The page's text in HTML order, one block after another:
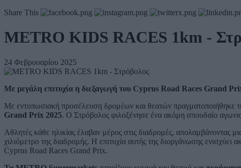
Share This
METRO KIDS RACES 1km -
24 Φεβρουαρίου 2025
Με μεγάλη επιτυχία η διεξαγωγή του Cyprus Road Races Grand
Με εντυπωσιακή προσέλευση δρομέων και θεατών πραγματοποιήθηκε
Grand Prix 2025. Ο Στρόβολος φιλοξένησε ένα ακόμη σπουδαίο
Αθλητές κάθε ηλικίας έλαβαν μέρος στις διαδρομές, απολαμβάνοντας
χιλιόμετρο της διαδρομής. Η επιτυχία αυτής της διοργάνωσης
Cyprus Road Races Grand Prix.